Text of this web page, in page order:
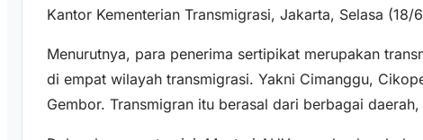
Kantor Kementerian Transmigrasi, Jakarta, Selasa (18/
Menurutnya, para penerima sertipikat merupakan
di empat wilayah transmigrasi. Yakni Cimanggu,
Gembor. Transmigran itu berasal dari berbagai